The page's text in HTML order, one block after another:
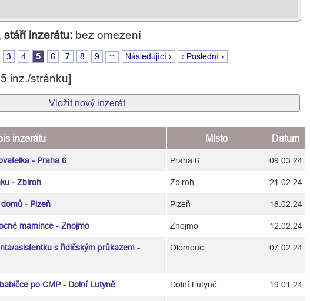
stáří inzerátu: bez omezení
3 4 5 6 7 8 9 11 Následující › ‹ Poslední ›
inz./stránku]
Vložit nový inzerát
inzerátu Místo Datum
- Praha 6 Praha 6 09.03.24
- Zbiroh Zbiroh 21.02.24
- Plzeň Plzeň 18.02.24
mamince - Znojmo Znojmo 12.02.24
asistentku s řidičským průkazem -
Olomouc 07.02.24
po CMP - Dolní Lutyně Dolní Lutyně 19.01.24